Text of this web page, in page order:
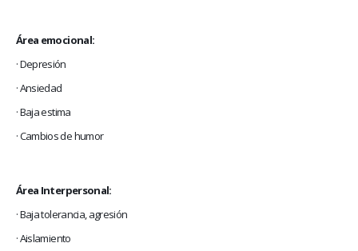
Área emocional:
· Depresión
· Ansiedad
· Baja estima
· Cambios de humor
Área Interpersonal:
· Baja tolerancia, agresión
· Aislamiento